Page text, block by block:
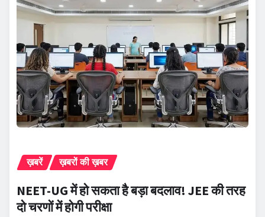
ख़बरें ख़बरों की ख़बर
NEET-UG में हो सकता है बड़ा बदलाव! JEE की तरह
दो चरणों में होगी परीक्षा